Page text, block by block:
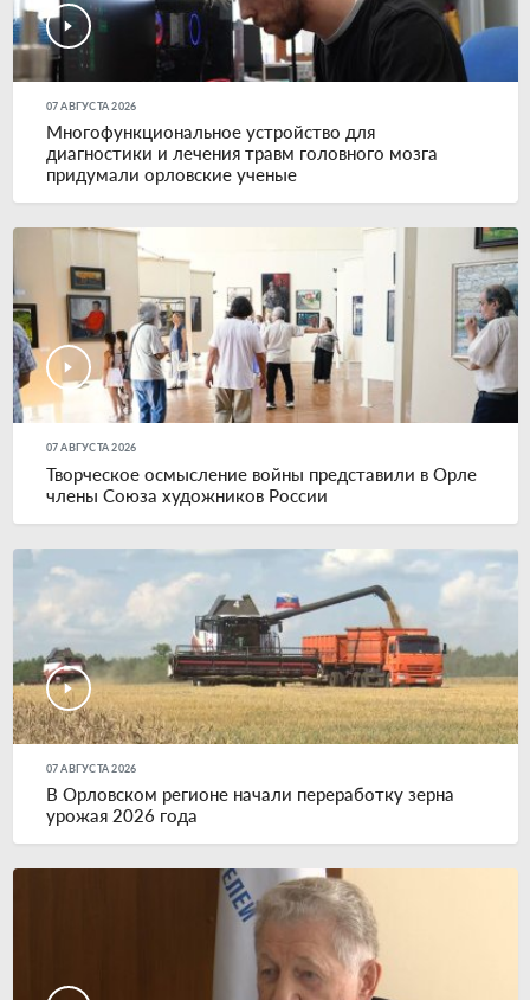
07 АВГУСТА 2026
Многофункциональное устройство для
диагностики и лечения травм головного мозга
придумали орловские ученые
07 АВГУСТА 2026
Творческое осмысление войны представили в Орле
члены Союза художников России
07 АВГУСТА 2026
В Орловском регионе начали переработку зерна
урожая 2026 года